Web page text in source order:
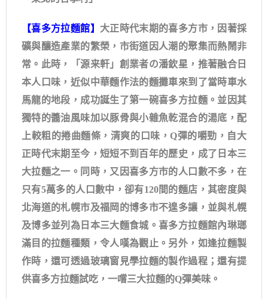
【喜多方拉麵館】 大正時代末期的喜多方市，因著採
礦與釀造產業的繁榮，市街道因人潮的聚集而熱鬧非
常。此時，「源来軒」創業者の潘欽星，推著融合日
本人口味，近似中華麵作法的麵攤車來到了當時車水
馬龍的地段，成功誕生了第一碗喜多方拉麵。並因其
獨特的醬油風味加以豚骨與小雜魚乾混合的湯底，配
上較粗的捲曲麵條，清爽的口味，Q彈的嚼勁，自大
正時代末期至今，短短不到百年的歷史，成了日本三
大拉麵之一。同時，又因喜多方市的人口數不多，在
只有5萬多的人口數中，卻有120間的麵店，其密度與
北海道的札幌市及福岡的博多市不遑多讓，並與札幌
及博多並列為日本三大麵食城。喜多方拉麵館內琳瑯
滿目的拉麵種類，令人嘆為觀止。另外，如逢拉麵製
作時，還可透過玻璃窗見學拉麵的製作過程；還有提
供喜多方拉麵試吃，一嚐三大拉麵的Q彈美味。